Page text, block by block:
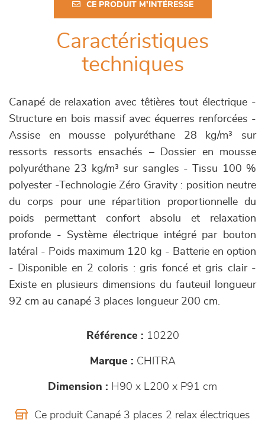
CE PRODUIT M'INTÉRESSE
Caractéristiques
techniques
Canapé de relaxation avec têtières tout électrique -
Structure en bois massif avec équerres renforcées -
Assise en mousse polyuréthane 28 kg/m³ sur
ressorts ressorts ensachés – Dossier en mousse
polyuréthane 23 kg/m³ sur sangles - Tissu 100 %
polyester -Technologie Zéro Gravity : position neutre
du corps pour une répartition proportionnelle du
poids permettant confort absolu et relaxation
profonde - Système électrique intégré par bouton
latéral - Poids maximum 120 kg - Batterie en option
- Disponible en 2 coloris : gris foncé et gris clair -
Existe en plusieurs dimensions du fauteuil longueur
92 cm au canapé 3 places longueur 200 cm.
Référence : 10220
Marque : CHITRA
Dimension : H90 x L200 x P91 cm
Ce produit Canapé 3 places 2 relax électriques